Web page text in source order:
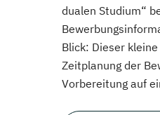
dualen Studium“
Blick: Dieser
Zeitplanung der
Vorbereitung auf